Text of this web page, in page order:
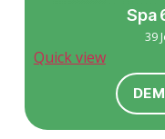
Spa
39
Quick view